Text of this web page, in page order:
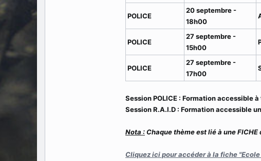
POLICE
20 septembre -
18h00
POLICE
27 septembre -
15h00
POLICE
27 septembre -
17h00
Session POLICE : Formation accessible
Session R.A.I.D : Formation accessible
Nota :Chaque thème est lié à une
Cliquez ici pour accéder à la fiche